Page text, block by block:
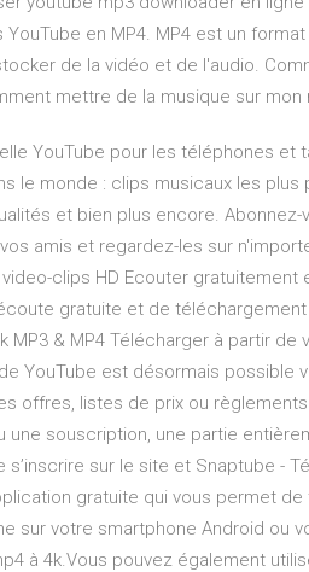
en MP4. MP4 est un
de la vidéo et de l'audio.
mettre de la musique sur mon
YouTube pour les téléphones et
le monde : clips musicaux les
et bien plus encore. Abonnez-
amis et regardez-les sur
clips HD Ecouter
gratuite et de
MP3 & MP4 Télécharger à partir
YouTube est désormais possible
offres, listes de prix ou
une souscription, une partie
sur le site et Snaptube -
gratuite qui vous permet
sur votre smartphone Android ou
à 4k.Vous pouvez également